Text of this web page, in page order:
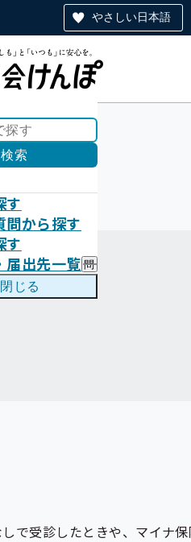
やさしい日本語
す
検索
す
問から探す
す
届出先一覧 問
い
閉じる
で受診したときや、マイナ